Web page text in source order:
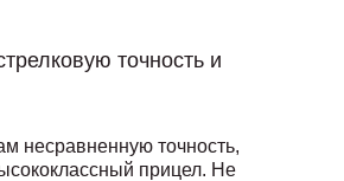
точность и
несравненную точность,
прицел. Не